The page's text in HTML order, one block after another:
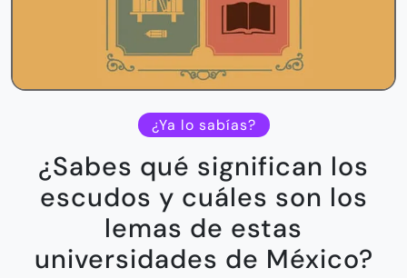
¿Ya lo sabías?
¿Sabes qué significan los
escudos y cuáles son los
lemas de estas
universidades de México?